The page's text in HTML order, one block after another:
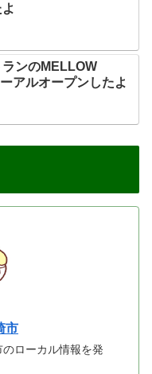
ランのMELLOW
アルオープンしたよ
市
ローカル情報を発